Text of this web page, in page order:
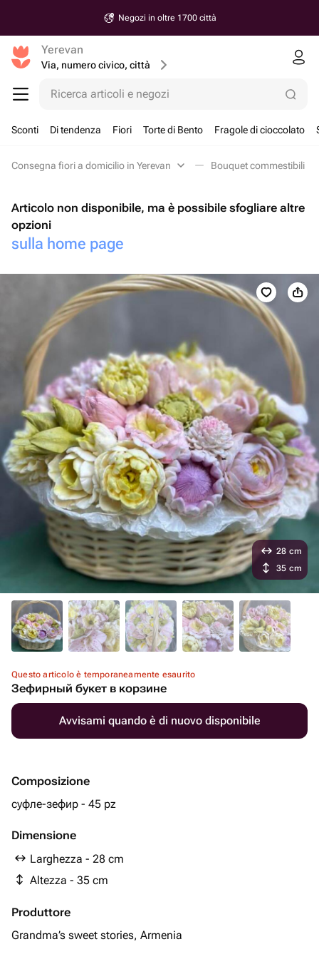
Negozi in oltre 1700 città
Yerevan
Via, numero civico, città
Ricerca articoli e negozi
Sconti Di tendenza Fiori Torte di Bento Fragole di cioccolato
Consegna fiori a domicilio in Yerevan Bouquet commestibili in
Articolo non disponibile, ma è possibile sfogliare altre
opzioni
sulla home page
Questo articolo è temporaneamente esaurito
Зефирный букет в корзине
Avvisami quando è di nuovo disponibile
Composizione
суфле-зефир - 45 pz
Dimensione
Larghezza - 28 cm
Altezza - 35 cm
Produttore
Grandma’s sweet stories, Armenia
28 cm
35 cm